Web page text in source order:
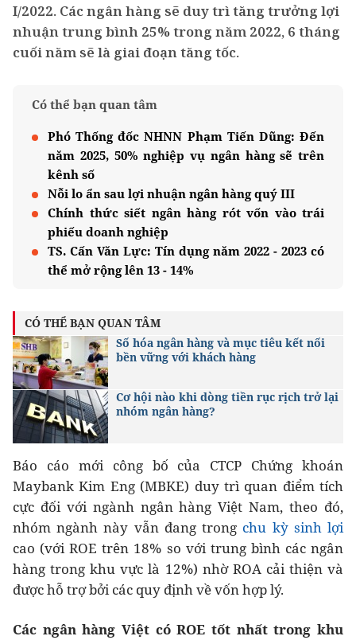
I/2022. Các ngân hàng sẽ duy trì tăng trưởng lợi
nhuận trung bình 25% trong năm 2022, 6 tháng
cuối năm sẽ là giai đoạn tăng tốc.
Có thể bạn quan tâm
Phó Thống đốc NHNN Phạm Tiến Dũng: Đến
năm 2025, 50% nghiệp vụ ngân hàng sẽ trên
kênh số
Nỗi lo ẩn sau lợi nhuận ngân hàng quý III
Chính thức siết ngân hàng rót vốn vào trái
phiếu doanh nghiệp
TS. Cấn Văn Lực: Tín dụng năm 2022 - 2023 có
thể mở rộng lên 13 - 14%
CÓ THỂ BẠN QUAN TÂM
Số hóa ngân hàng và mục tiêu kết nối
bền vững với khách hàng
Cơ hội nào khi dòng tiền rục rịch trở lại
nhóm ngân hàng?
Báo cáo mới công bố của CTCP Chứng khoán
Maybank Kim Eng (MBKE) duy trì quan điểm tích
cực đối với ngành ngân hàng Việt Nam, theo đó,
nhóm ngành này vẫn đang trong chu kỳ sinh lợi
cao (với ROE trên 18% so với trung bình các ngân
hàng trong khu vực là 12%) nhờ ROA cải thiện và
được hỗ trợ bởi các quy định về vốn hợp lý.
Các ngân hàng Việt có ROE tốt nhất trong khu